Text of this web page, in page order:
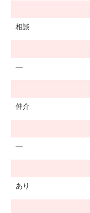
相談
―
仲介
―
あり